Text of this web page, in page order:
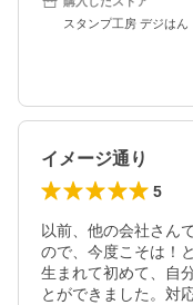
スタンプ工房 デジはん
イメージ通り
5
以前、他の会社さん
ので、今度こそは！
生まれて初めて、自
とができました。対